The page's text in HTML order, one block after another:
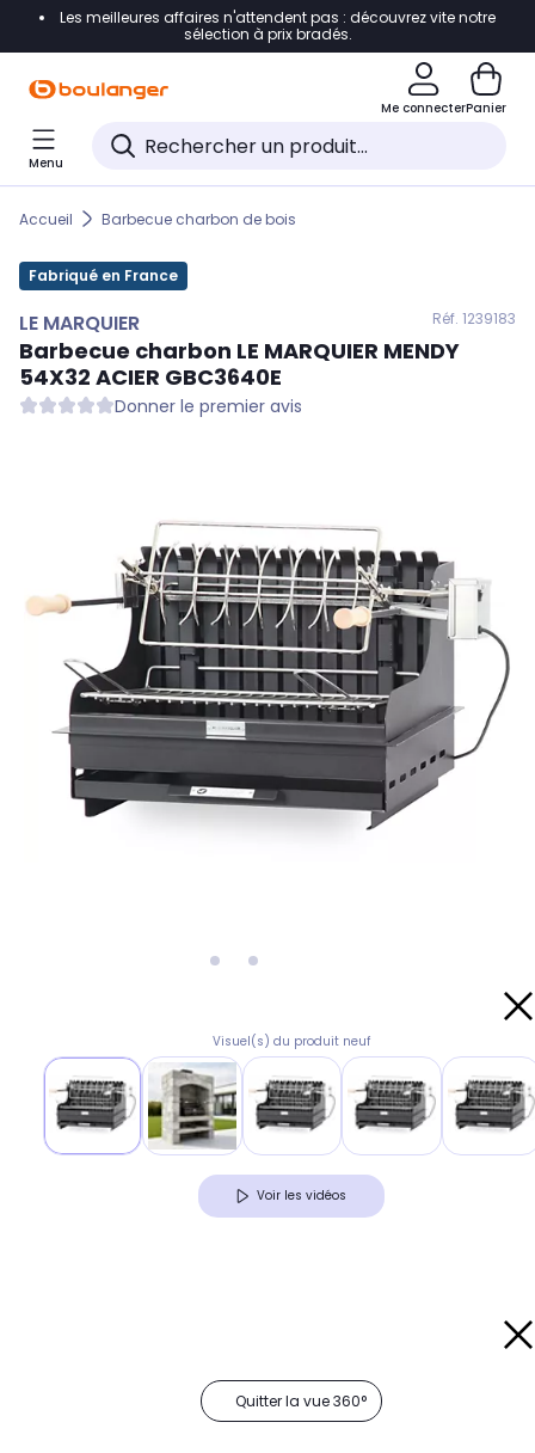
Accéder directement à la navigation
Accéder directement au pied de page
Accéder directement au chatbot
Les meilleures affaires n'attendent pas : découvrez vite notre
sélection à prix bradés.
Me connecterPanier
Menu
Accueil Barbecue charbon de bois
Fabriqué en France
LE MARQUIER Réf. 1239183
Barbecue charbon LE MARQUIER MENDY
54X32 ACIER GBC3640E
Donner le premier avis
Visuel(s) du produit neuf
Voir les vidéos
Quitter la vue 360°